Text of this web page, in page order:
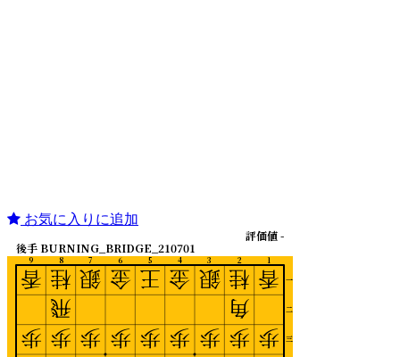
お気に入りに追加
1
2
3
4
5
6
7
8
9
一
二
三
後手 BURNING_BRIDGE_210701
評価値 -
香
歩
桂
角
歩
銀
歩
金
歩
王
歩
金
歩
銀
歩
桂
飛
歩
香
歩